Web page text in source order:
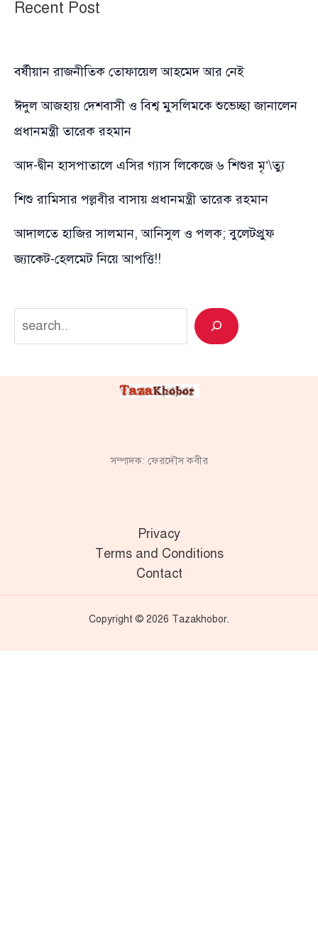
Recent Post
বর্ষীয়ান রাজনীতিক তোফায়েল আহমেদ আর নেই
ঈদুল আজহায় দেশবাসী ও বিশ্ব মুসলিমকে শুভেচ্ছা জানালেন
প্রধানমন্ত্রী তারেক রহমান
আদ-দ্বীন হাসপাতালে এসির গ্যাস লিকেজে ৬ শিশুর মৃ’\ত্যু
শিশু রামিসার পল্লবীর বাসায় প্রধানমন্ত্রী তারেক রহমান
আদালতে হাজির সালমান, আনিসুল ও পলক; বুলেটপ্রুফ
জ্যাকেট-হেলমেট নিয়ে আপত্তি!!
Search
সম্পাদক: ফেরদৌস কবীর
Privacy
Terms and Conditions
Contact
Copyright © 2026 Tazakhobor.